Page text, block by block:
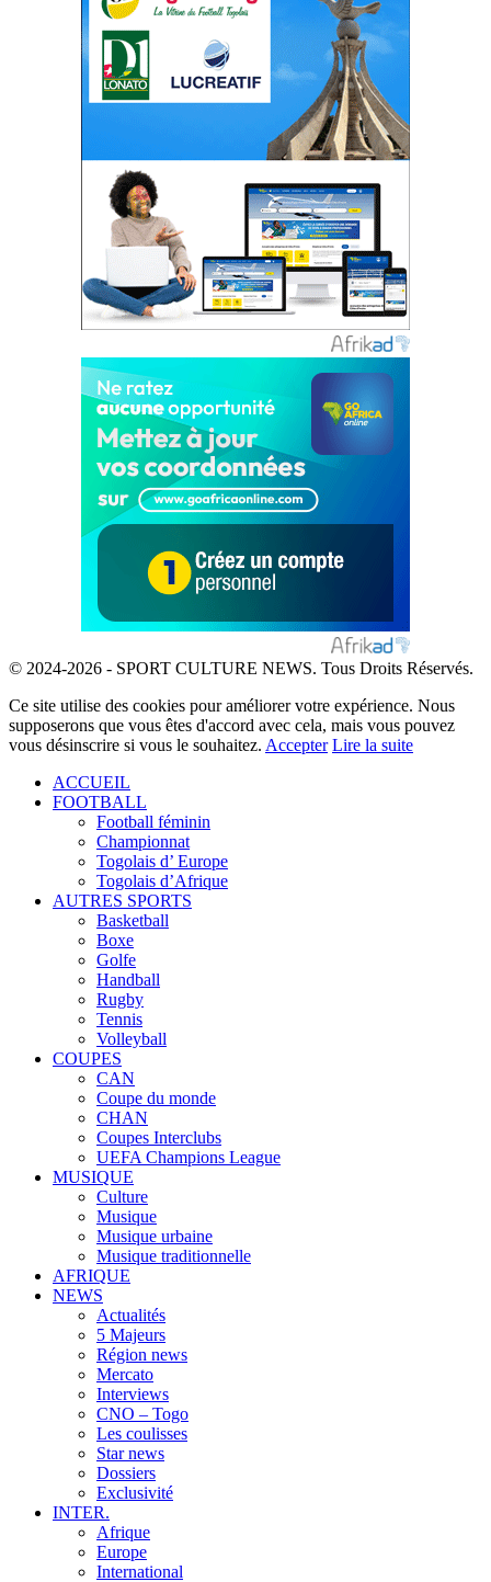
© 2024-2026 - SPORT CULTURE NEWS. Tous Droits Réservés.
Ce site utilise des cookies pour améliorer votre expérience. Nous
supposerons que vous êtes d'accord avec cela, mais vous pouvez
vous désinscrire si vous le souhaitez. Accepter Lire la suite
ACCUEIL
FOOTBALL
Football féminin
Championnat
Togolais d’ Europe
Togolais d’Afrique
AUTRES SPORTS
Basketball
Boxe
Golfe
Handball
Rugby
Tennis
Volleyball
COUPES
CAN
Coupe du monde
CHAN
Coupes Interclubs
UEFA Champions League
MUSIQUE
Culture
Musique
Musique urbaine
Musique traditionnelle
AFRIQUE
NEWS
Actualités
5 Majeurs
Région news
Mercato
Interviews
CNO – Togo
Les coulisses
Star news
Dossiers
Exclusivité
INTER.
Afrique
Europe
International